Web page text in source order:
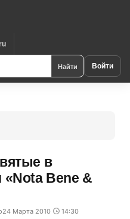
Найти Войти
в
«Nota Bene &
24 Марта 2010 14:30